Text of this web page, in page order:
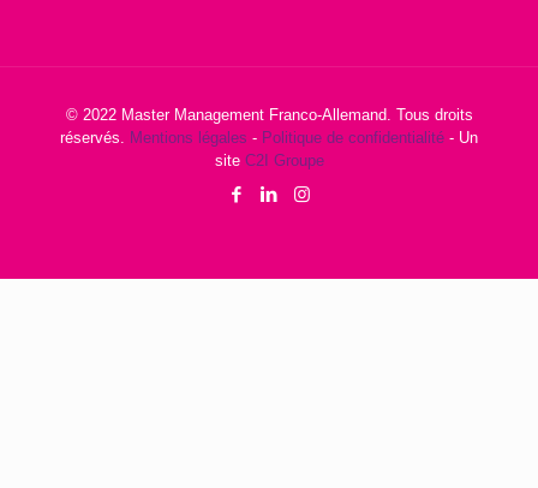
© 2022 Master Management Franco-Allemand. Tous droits
réservés. Mentions légales - Politique de confidentialité - Un
site C2I Groupe